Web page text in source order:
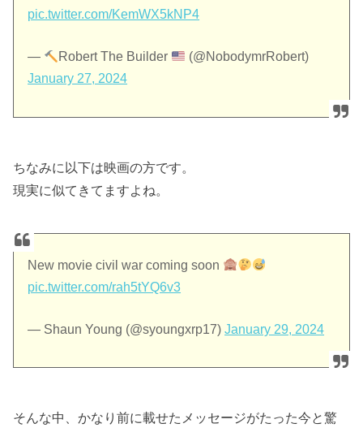
pic.twitter.com/KemWX5kNP4
— Robert The Builder
(@NobodymrRobert)
January 27, 2024
ちなみに以下は映画の方です。
現実に似てきてますよね。
New movie civil war coming soon
pic.twitter.com/rah5tYQ6v3
— Shaun Young (@syoungxrp17)January 29, 2024
そんな中、かなり前に載せたメッセージがたった今と驚